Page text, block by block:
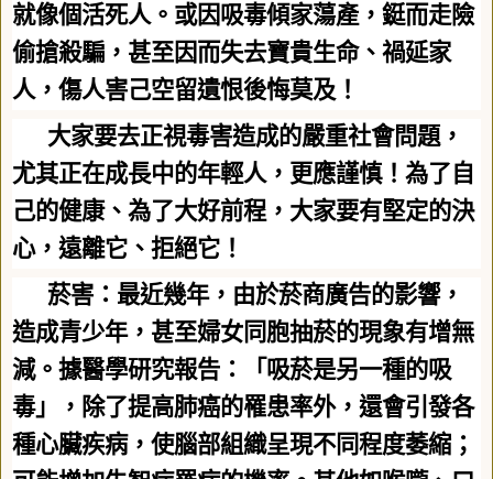
就像個活死人。或因吸毒傾家蕩產，鋌而走險
偷搶殺騙，甚至因而失去寶貴生命、禍延家
人，傷人害己空留遺恨後悔莫及！
大家要去正視毒害造成的嚴重社會問題，
尤其正在成長中的年輕人，更應謹慎！為了自
己的健康、為了大好前程，大家要有堅定的決
心，遠離它、拒絕它！
菸害：最近幾年，由於菸商廣告的影響，
造成青少年，甚至婦女同胞抽菸的現象有增無
減。據醫學研究報告：「吸菸是另一種的吸
毒」，除了提高肺癌的罹患率外，還會引發各
種心臟疾病，使腦部組織呈現不同程度萎縮；